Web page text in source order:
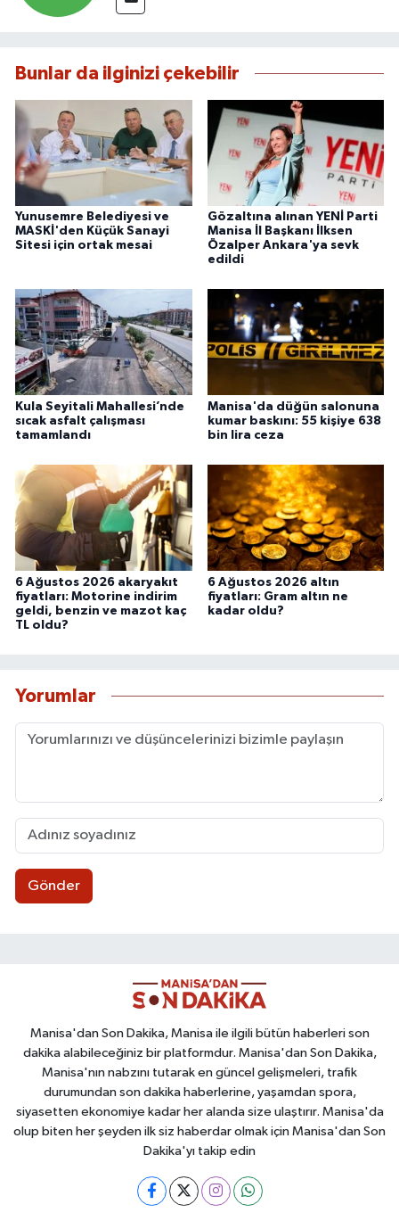
Bunlar da ilginizi çekebilir
Yunusemre Belediyesi ve
MASKİ'den Küçük Sanayi
Sitesi için ortak mesai
Gözaltına alınan YENİ Parti
Manisa İl Başkanı İlksen
Özalper Ankara'ya sevk
edildi
Kula Seyitali Mahallesi’nde
sıcak asfalt çalışması
tamamlandı
Manisa'da düğün salonuna
kumar baskını: 55 kişiye 638
bin lira ceza
6 Ağustos 2026 akaryakıt
fiyatları: Motorine indirim
geldi, benzin ve mazot kaç
TL oldu?
6 Ağustos 2026 altın
fiyatları: Gram altın ne
kadar oldu?
Yorumlar
Gönder
Manisa'dan Son Dakika, Manisa ile ilgili bütün haberleri son
dakika alabileceğiniz bir platformdur. Manisa'dan Son Dakika,
Manisa'nın nabzını tutarak en güncel gelişmeleri, trafik
durumundan son dakika haberlerine, yaşamdan spora,
siyasetten ekonomiye kadar her alanda size ulaştırır. Manisa'da
olup biten her şeyden ilk siz haberdar olmak için Manisa'dan Son
Dakika'yı takip edin